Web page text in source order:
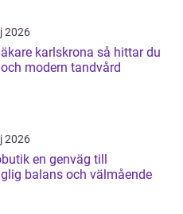
2026
karlskrona så hittar du
modern tandvård
2026
genväg till
balans och välmående